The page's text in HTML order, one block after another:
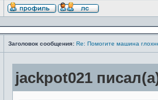
Заголовок сообщения: Re: Помогите машина
jackpot021